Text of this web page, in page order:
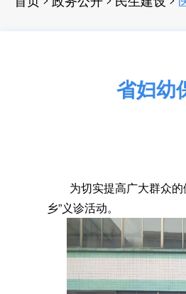
省妇幼
为切实提高广大群众的
乡”义诊活动。